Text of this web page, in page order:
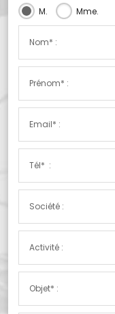
M. Mme.